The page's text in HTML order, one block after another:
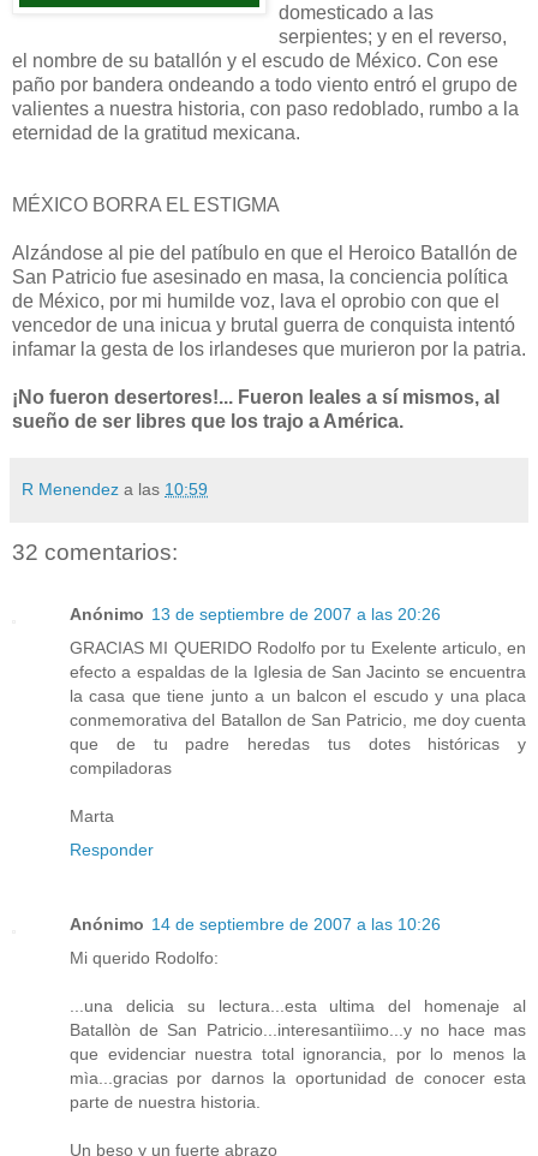
domesticado a las
serpientes; y en el reverso,
el nombre de su batallón y el escudo de México. Con ese
paño por bandera ondeando a todo viento entró el grupo de
valientes a nuestra historia, con paso redoblado, rumbo a la
eternidad de la gratitud mexicana.
MÉXICO BORRA EL ESTIGMA
Alzándose al pie del patíbulo en que el Heroico Batallón de
San Patricio fue asesinado en masa, la conciencia política
de México, por mi humilde voz, lava el oprobio con que el
vencedor de una inicua y brutal guerra de conquista intentó
infamar la gesta de los irlandeses que murieron por la patria.
¡No fueron desertores!... Fueron leales a sí mismos, al
sueño de ser libres que los trajo a América.
R Menendez a las 10:59
32 comentarios:
Anónimo 13 de septiembre de 2007 a las 20:26
GRACIAS MI QUERIDO Rodolfo por tu Exelente articulo, en
efecto a espaldas de la Iglesia de San Jacinto se encuentra
la casa que tiene junto a un balcon el escudo y una placa
conmemorativa del Batallon de San Patricio, me doy cuenta
que de tu padre heredas tus dotes históricas y
compiladoras
Marta
Responder
Anónimo 14 de septiembre de 2007 a las 10:26
Mi querido Rodolfo:
...una delicia su lectura...esta ultima del homenaje al
Batallòn de San Patricio...interesantiìimo...y no hace mas
que evidenciar nuestra total ignorancia, por lo menos la
mìa...gracias por darnos la oportunidad de conocer esta
parte de nuestra historia.
Un beso y un fuerte abrazo